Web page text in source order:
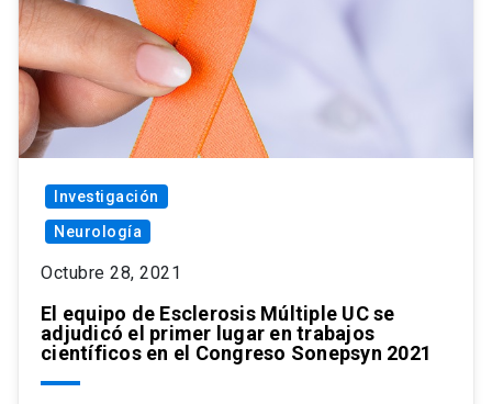
Investigación
Neurología
Octubre 28, 2021
El equipo de Esclerosis Múltiple UC se
adjudicó el primer lugar en trabajos
científicos en el Congreso Sonepsyn 2021